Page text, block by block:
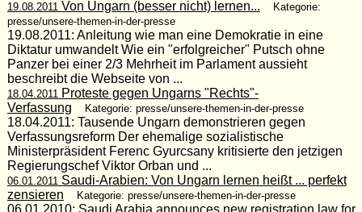
19.08.2011 Von Ungarn (besser nicht) lernen...
Kategorie:
presse/unsere-themen-in-der-presse
19.08.2011: Anleitung wie man eine Demokratie in eine
Diktatur umwandelt Wie ein "erfolgreicher" Putsch ohne
Panzer bei einer 2/3 Mehrheit im Parlament aussieht
beschreibt die Webseite von ...
18.04.2011 Proteste gegen Ungarns "Rechts"-
Verfassung
Kategorie: presse/unsere-themen-in-der-presse
18.04.2011: Tausende Ungarn demonstrieren gegen
Verfassungsreform Der ehemalige sozialistische
Ministerpräsident Ferenc Gyurcsany kritisierte den jetzigen
Regierungschef Viktor Orban und ...
06.01.2011 Saudi-Arabien: Von Ungarn lernen heißt ... perfekt
zensieren
Kategorie: presse/unsere-themen-in-der-presse
06.01.2010: Saudi Arabia announces new registration law for